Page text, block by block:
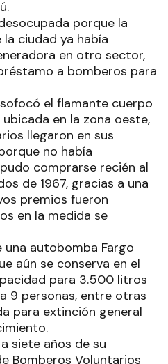
porque la
ciudad ya había
en otro sector,
a bomberos para
el flamante cuerpo
en la zona oeste,
llegaron en sus
no había
comprarse recién al
de 1967, gracias a una
premios fueron
en la medida se
una autobomba Fargo
aún se conserva en el
para 3.500 litros
9 personas, entre otras
para extinción general
siete años de su
Bomberos Voluntarios